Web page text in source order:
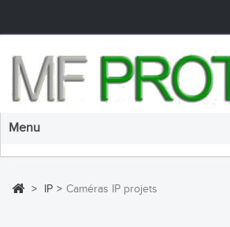
Menu
> IP > Caméras IP projets